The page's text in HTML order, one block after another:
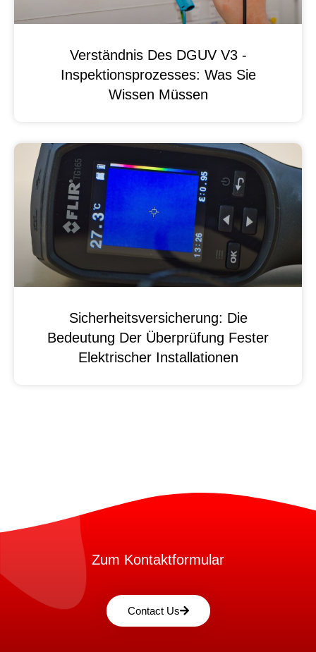
Verständnis Des DGUV V3 -
Inspektionsprozesses: Was Sie
Wissen Müssen
Sicherheitsversicherung: Die
Bedeutung Der Überprüfung Fester
Elektrischer Installationen
Zum Kontaktformular
Contact Us